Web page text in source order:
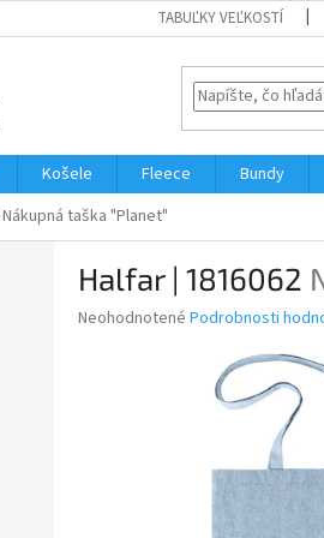
TABUĽKY VEĽKOSTÍ
Košele Fleece Bundy
Nákupná taška "Planet"
Halfar | 1816062
Priemerné
Neohodnotené Podrobnosti